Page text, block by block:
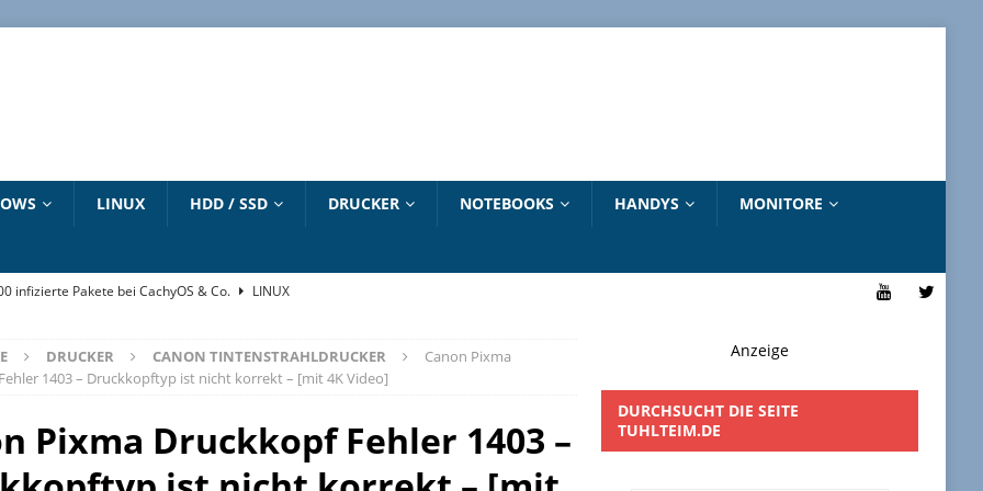
LINUX HDD / SSD DRUCKER NOTEBOOKS HANDYS MONITORE
infizierte Pakete bei CachyOS & Co.
LINUX
– Dirty Frag – Copy Fail – Pack2TheRoot – Fragnesia
LINUX
und aktivieren – Updates bis 2027
NEUESTE ARTIKEL
DRUCKER CANON TINTENSTRAHLDRUCKER
Canon Pixma
1403 – Druckkopftyp ist nicht korrekt – [mit 4K Video]
Pixma Druckkopf Fehler 1403 –
Anzeige
DURCHSUCHT DIE SEITE
TUHLTEIM.DE